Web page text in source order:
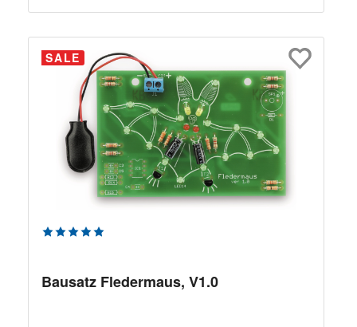
SALE
Durchschnittliche Bewertung von 5 von 5 Sternen
Bausatz Fledermaus, V1.0